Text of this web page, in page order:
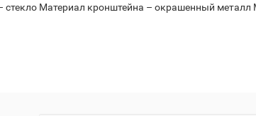
стекло Материал кронштейна – окрашенный